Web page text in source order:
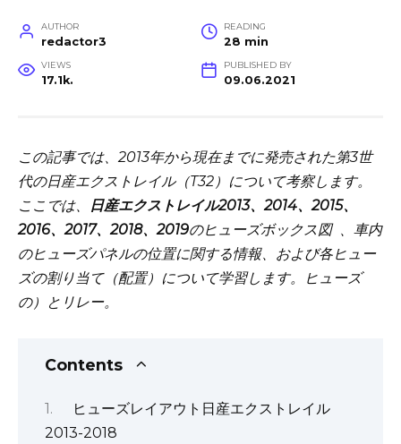
AUTHOR
redactor3
READING
28 min
VIEWS
17.1k.
PUBLISHED BY
09.06.2021
この記事では、2013年から現在までに発売された第3世
代の日産エクストレイル（T32）について考察します。
ここでは、
日産エクストレイル2013、2014、2015、
2016、2017、2018、2019のヒューズボックス図 、車内
のヒューズパネルの位置に関する情報、および各ヒュー
ズの割り当て（配置）について学習します。ヒューズ
の）とリレー。
Contents
ヒューズレイアウト日産エクストレイル
2013-2018